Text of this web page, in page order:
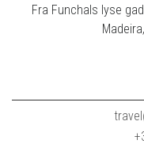
Fra Funchals lyse